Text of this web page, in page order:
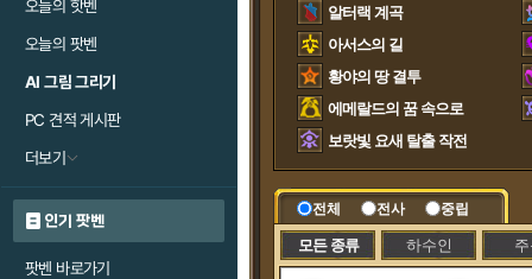
오늘의 핫벤
오늘의 팟벤
AI 그림 그리기
PC 견적 게시판
더보기
인기 팟벤
팟벤 바로가기
알터랙 계곡
아서스의 길
황야의 땅 결투
에메랄드의 꿈 속으로
보랏빛 요새 탈출 작전
전체 전사 중립
모든 종류 하수인